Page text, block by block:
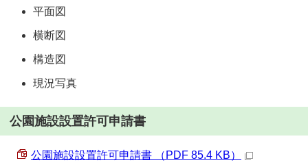
平面図
横断図
構造図
現況写真
公園施設設置許可申請書
公園施設設置許可申請書 （PDF 85.4 KB）